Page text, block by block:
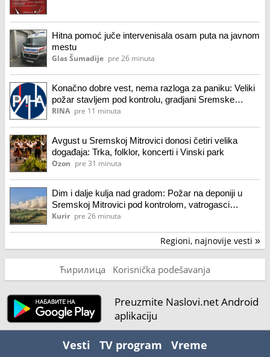
Hitna pomoć juče intervenisala osam puta na javnom
mestu
Glas Šumadije pre 26 minuta
Konačno dobre vest, nema razloga za paniku: Veliki
požar stavljem pod kontrolu, gradjani Sremske
Mitrovice mogu mirno da spavaju
RINA pre 11 minuta
Avgust u Sremskoj Mitrovici donosi četiri velika
događaja: Trka, folklor, koncerti i Vinski park
Ozon pre 31 minuta
Dim i dalje kulja nad gradom: Požar na deponiji u
Sremskoj Mitrovici pod kontrolom, vatrogasci
saniraju žarišta (foto)
Kurir pre 26 minuta
Regioni, najnovije vesti »
Ћирилица Korisnička podešavanja
Preuzmite Naslovi.net Android
aplikaciju
Vesti TV program Vreme